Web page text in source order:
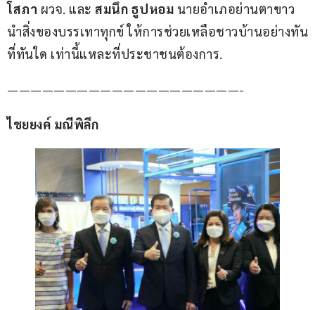
โสภา ผวจ. และ สมนึก ธูปหอม นายอำเภอย่านตาขาว
นำสิ่งของบรรเทาทุกข์ ให้การช่วยเหลือชาวบ้านอย่างทัน
ที่ทันใด เท่านี้แหละที่ประชาชนต้องการ.
————————————————————-
ไชยยงค์ มณีพิลึก